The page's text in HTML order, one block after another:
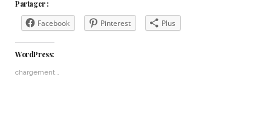
Partager :
Facebook Pinterest Plus
WordPress:
chargement…